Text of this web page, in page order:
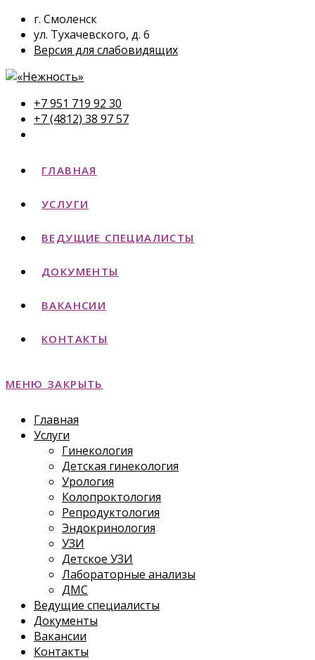
г. Смоленск
ул. Тухачевского, д. 6
Версия для слабовидящих
+7 951 719 92 30
+7 (4812) 38 97 57
ГЛАВНАЯ
УСЛУГИ
ВЕДУЩИЕ СПЕЦИАЛИСТЫ
ДОКУМЕНТЫ
ВАКАНСИИ
КОНТАКТЫ
МЕНЮ ЗАКРЫТЬ
Главная
Услуги
Гинекология
Детская гинекология
Урология
Колопроктология
Репродуктология
Эндокринология
УЗИ
Детское УЗИ
Лабораторные анализы
ДМС
Ведущие специалисты
Документы
Вакансии
Контакты